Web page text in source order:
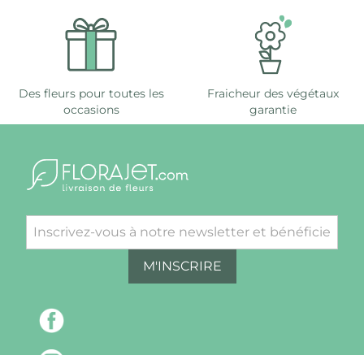
Des fleurs pour toutes les
occasions
Fraicheur des végétaux
garantie
M'INSCRIRE